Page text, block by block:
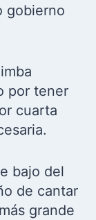
gobierno
por tener
cuarta
bajo del
de cantar
grande